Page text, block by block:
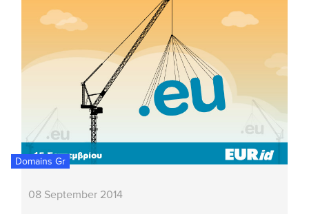
Domains Gr
08 September 2014